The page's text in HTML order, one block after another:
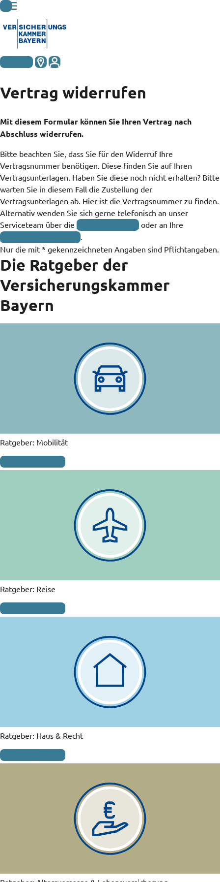
Suche
Mobilität & Reise
Gesundheit & Pflege
Beruf, Alter & Finanzen
Services
Zum Geschäftskunden-Bereich
Kontakt
Vertrag widerrufen
Mit diesem Formular können Sie Ihren Vertrag nach
Abschluss widerrufen.
Bitte beachten Sie, dass Sie für den Widerruf Ihre
Vertragsnummer benötigen. Diese finden Sie auf Ihren
Vertragsunterlagen. Haben Sie diese noch nicht erhalten? Bitte
warten Sie in diesem Fall die Zustellung der
Vertragsunterlagen ab. Hier ist die Vertragsnummer zu finden.
Alternativ wenden Sie sich gerne telefonisch an unser
Serviceteam über die Servicenummern oder an Ihre
persönliche Beratung
Nur die mit * gekennzeichneten Angaben sind Pflichtangaben.
Die Ratgeber der
Versicherungskammer
Bayern
Ratgeber: Mobilität
Mehr erfahren
Ratgeber: Reise
Mehr erfahren
Ratgeber: Haus & Recht
Mehr erfahren